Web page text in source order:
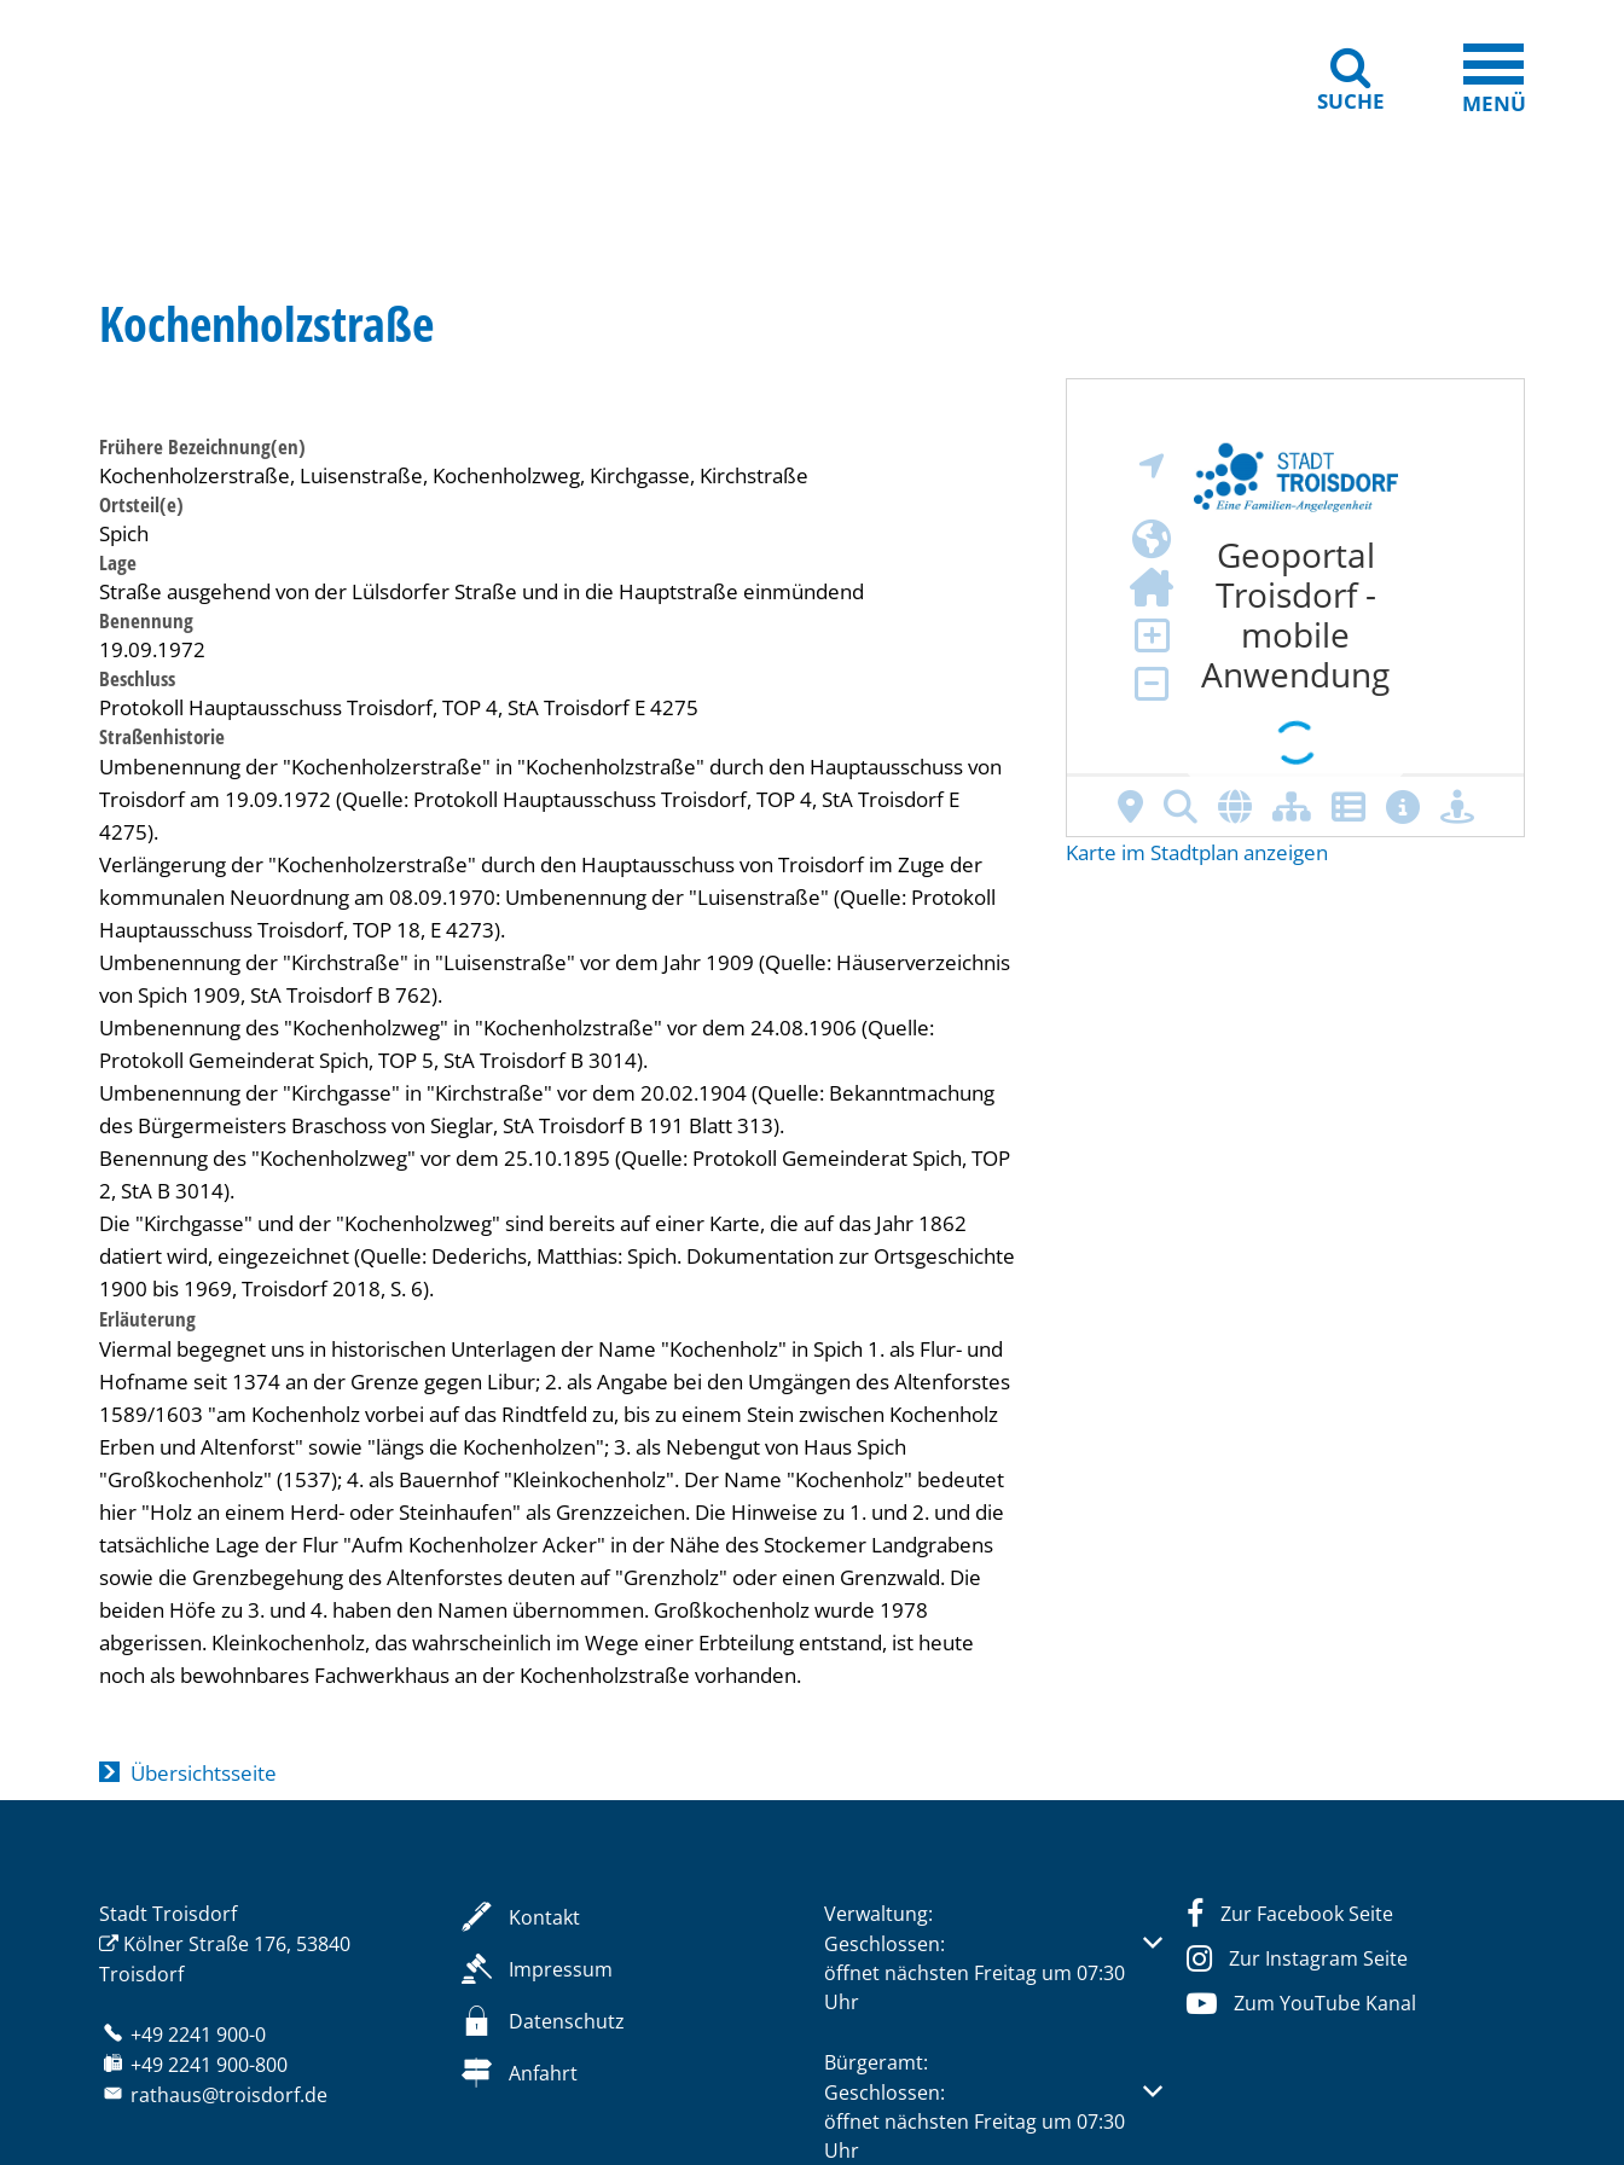
SUCHE MENÜ
Kochenholzstraße
Frühere Bezeichnung(en)
Kochenholzerstraße, Luisenstraße, Kochenholzweg, Kirchgasse, Kirchstraße
Ortsteil(e)
Spich
Lage
Straße ausgehend von der Lülsdorfer Straße und in die Hauptstraße einmündend
Benennung
19.09.1972
Beschluss
Protokoll Hauptausschuss Troisdorf, TOP 4, StA Troisdorf E 4275
Straßenhistorie
Umbenennung der "Kochenholzerstraße" in "Kochenholzstraße" durch den Hauptausschuss von
Troisdorf am 19.09.1972 (Quelle: Protokoll Hauptausschuss Troisdorf, TOP 4, StA Troisdorf E
4275).
Verlängerung der "Kochenholzerstraße" durch den Hauptausschuss von Troisdorf im Zuge der
kommunalen Neuordnung am 08.09.1970: Umbenennung der "Luisenstraße" (Quelle: Protokoll
Hauptausschuss Troisdorf, TOP 18, E 4273).
Umbenennung der "Kirchstraße" in "Luisenstraße" vor dem Jahr 1909 (Quelle: Häuserverzeichnis
von Spich 1909, StA Troisdorf B 762).
Umbenennung des "Kochenholzweg" in "Kochenholzstraße" vor dem 24.08.1906 (Quelle:
Protokoll Gemeinderat Spich, TOP 5, StA Troisdorf B 3014).
Umbenennung der "Kirchgasse" in "Kirchstraße" vor dem 20.02.1904 (Quelle: Bekanntmachung
des Bürgermeisters Braschoss von Sieglar, StA Troisdorf B 191 Blatt 313).
Benennung des "Kochenholzweg" vor dem 25.10.1895 (Quelle: Protokoll Gemeinderat Spich, TOP
2, StA B 3014).
Die "Kirchgasse" und der "Kochenholzweg" sind bereits auf einer Karte, die auf das Jahr 1862
datiert wird, eingezeichnet (Quelle: Dederichs, Matthias: Spich. Dokumentation zur Ortsgeschichte
1900 bis 1969, Troisdorf 2018, S. 6).
Erläuterung
Viermal begegnet uns in historischen Unterlagen der Name "Kochenholz" in Spich 1. als Flur- und
Hofname seit 1374 an der Grenze gegen Libur; 2. als Angabe bei den Umgängen des Altenforstes
1589/1603 "am Kochenholz vorbei auf das Rindtfeld zu, bis zu einem Stein zwischen Kochenholz
Erben und Altenforst" sowie "längs die Kochenholzen"; 3. als Nebengut von Haus Spich
"Großkochenholz" (1537); 4. als Bauernhof "Kleinkochenholz". Der Name "Kochenholz" bedeutet
hier "Holz an einem Herd- oder Steinhaufen" als Grenzzeichen. Die Hinweise zu 1. und 2. und die
tatsächliche Lage der Flur "Aufm Kochenholzer Acker" in der Nähe des Stockemer Landgrabens
sowie die Grenzbegehung des Altenforstes deuten auf "Grenzholz" oder einen Grenzwald. Die
beiden Höfe zu 3. und 4. haben den Namen übernommen. Großkochenholz wurde 1978
abgerissen. Kleinkochenholz, das wahrscheinlich im Wege einer Erbteilung entstand, ist heute
noch als bewohnbares Fachwerkhaus an der Kochenholzstraße vorhanden.
Übersichtsseite
Karte im Stadtplan anzeigen
Stadt Troisdorf
Kölner Straße 176, 53840
Troisdorf
+49 2241 900-0
+49 2241 900-800
rathaus@troisdorf.de
Kontakt
Impressum
Datenschutz
Anfahrt
Verwaltung:
Klicken, um weitere Öffnungs- oder Schließzeiten auszublenden
Geschlossen:
öffnet nächsten Freitag um 07:30
Uhr
Bürgeramt:
Klicken, um weitere Öffnungs- oder Schließzeiten auszublenden
Geschlossen:
öffnet nächsten Freitag um 07:30
Uhr
Zur Facebook Seite
Zur Instagram Seite
Zum YouTube Kanal